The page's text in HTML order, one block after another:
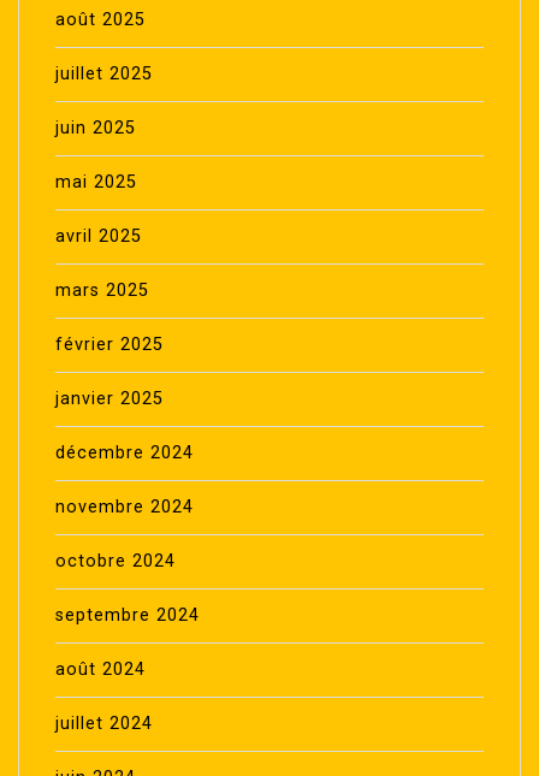
août 2025
juillet 2025
juin 2025
mai 2025
avril 2025
mars 2025
février 2025
janvier 2025
décembre 2024
novembre 2024
octobre 2024
septembre 2024
août 2024
juillet 2024